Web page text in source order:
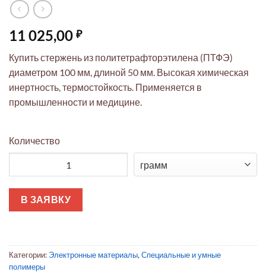
11 025,00 ₽
Купить стержень из политетрафторэтилена (ПТФЭ)
диаметром 100 мм, длиной 50 мм. Высокая химическая
инертность, термостойкость. Применяется в
промышленности и медицине.
Количество
В ЗАЯВКУ
Категории: Электронные материалы, Специальные и умные
полимеры